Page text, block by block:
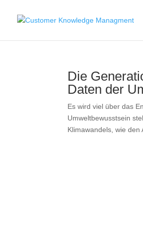
Die
Daten der
Es wird viel über das
Umweltbewusstsein
Klimawandels, wie den